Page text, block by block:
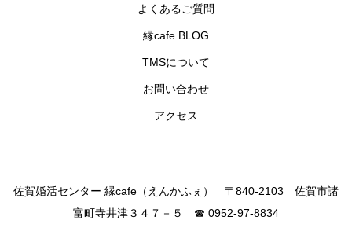
よくあるご質問
縁cafe BLOG
TMSについて
お問い合わせ
アクセス
佐賀婚活センター 縁cafe（えんかふぇ） 〒840-2103 佐賀市諸
富町寺井津３４７－５ ☎ 0952-97-8834